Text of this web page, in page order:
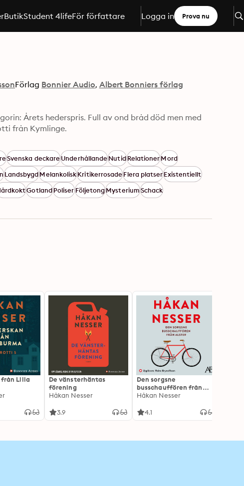
ButikStudent 4lifeFör författare Logga in Prova nu
Förlag Bonnier Audio Albert Bonniers förlag
Årets hederspris. Full av ond bråd död men med
Svenska deckareUnderhållandeNutidRelationerMord
LandsbygdMelankoliskKritikerrosadeFlera platserExistentiellt
GotlandPoliserFöljetongMysteriumSchack
från Lilla
De vänsterhäntas
förening
Håkan Nesser
3.9
Den sorgsne
busschauffören från
Alster
Håkan Nesser
4.1